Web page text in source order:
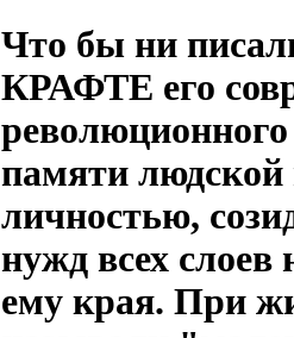
Что бы ни
КРАФТЕ его
революционного
памяти людской
личностью,
нужд всех слоев
ему края. При